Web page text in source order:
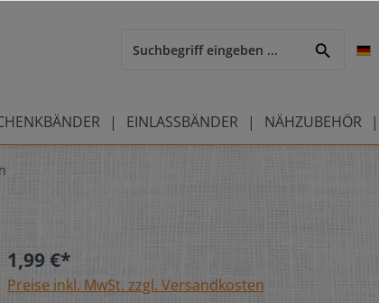
EINLASSBÄNDER NÄHZUBEHÖR
1,99 €*
Preise inkl. MwSt. zzgl. Versandkosten